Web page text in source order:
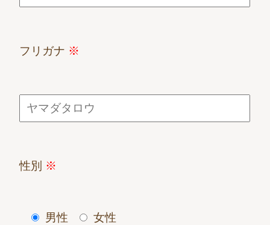
フリガナ ※
性別 ※
男性 女性